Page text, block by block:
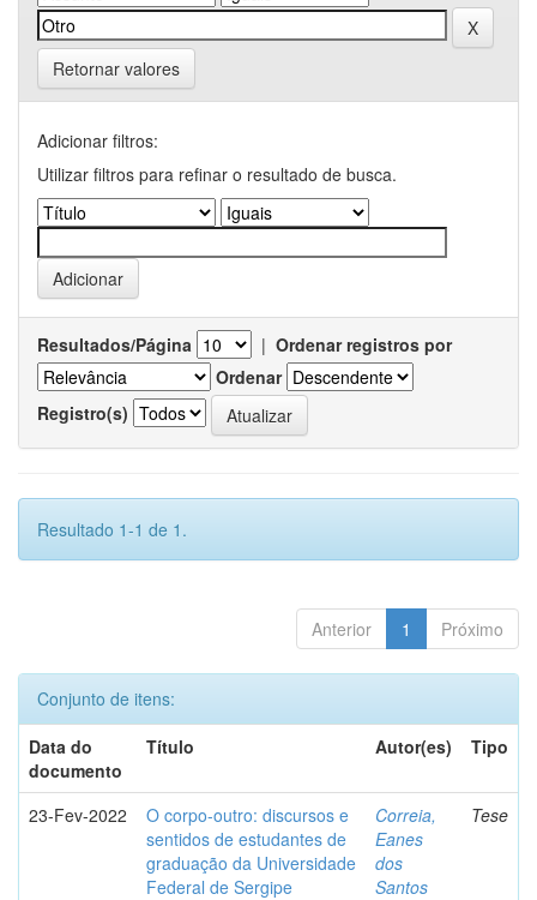
Retornar valores
Adicionar filtros:
Utilizar filtros para refinar o resultado de busca.
Resultados/Página | Ordenar registros por
Ordenar
Registro(s)
Resultado 1-1 de 1.
Anterior 1 Próximo
Conjunto de itens:
Data do
documento
Título Autor(es) Tipo
23-Fev-2022
O corpo-outro: discursos e
sentidos de estudantes de
graduação da Universidade
Federal de Sergipe
Correia,
Eanes
dos
Santos
Tese